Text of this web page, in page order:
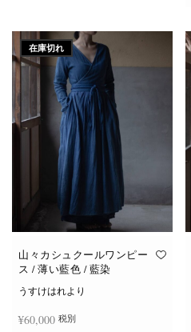
在庫切れ
山々カシュクールワンピー
ス / 薄い藍色 / 藍染
うすけはれより
¥60,000 税別